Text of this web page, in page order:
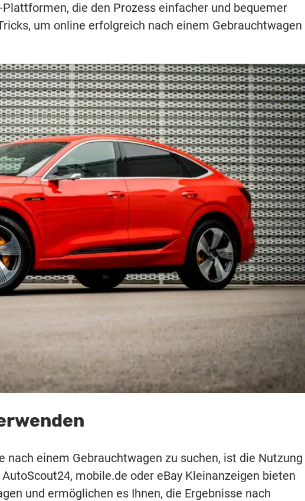
die den Prozess einfacher und bequemer
um online erfolgreich nach einem Gebrauchtwagen
nach einem Gebrauchtwagen zu suchen, ist die Nutzung
mobile.de oder eBay Kleinanzeigen bieten
und ermöglichen es Ihnen, die Ergebnisse nach